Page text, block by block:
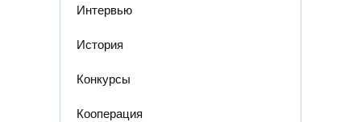
Интервью
История
Конкурсы
Кооперация